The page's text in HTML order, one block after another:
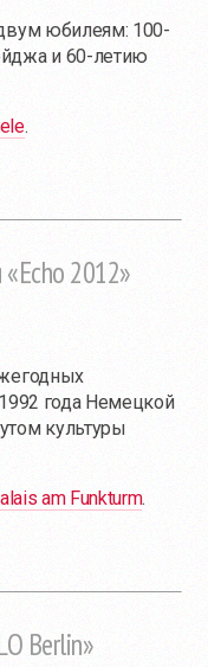
юбилеям: 100-
и 60-летию
.
2012»
года Немецкой
культуры
am Funkturm.
Berlin»